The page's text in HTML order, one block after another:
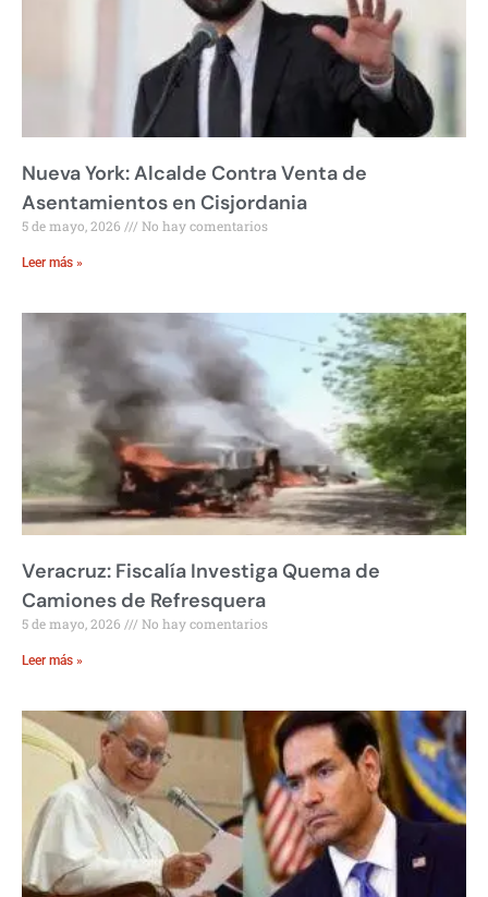
Nueva York: Alcalde Contra Venta de
Asentamientos en Cisjordania
5 de mayo, 2026 No hay comentarios
Leer más »
Veracruz: Fiscalía Investiga Quema de
Camiones de Refresquera
5 de mayo, 2026 No hay comentarios
Leer más »